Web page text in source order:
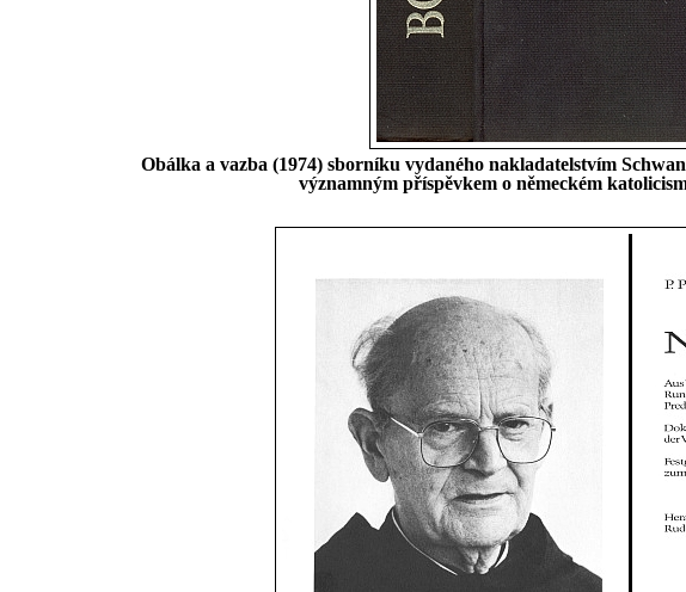
Obálka a vazba (1974) sborníku vydaného nakladatelstvím
významným příspěvkem o německém